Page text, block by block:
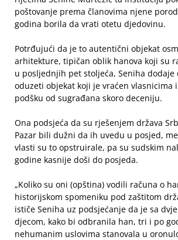
poštovanje prema članovima njene
godina borila da vrati otetu djedovinu.
Potrđujući da je to autentični objekat
arhitekture, tipičan oblik hanova koji su
u posljednjih pet stoljeća, Seniha dodaje
oduzeti objekat koji je vraćen vlasnicima
podšku od sugrađana skoro deceniju.
Ona podsjeća da su rješenjem država
Pazar bili dužni da ih uvedu u posjed,
vlasti su to opstruirale, pa su sudskim
godine kasnije doši do posjeda.
„Koliko su oni (opština) vodili računa o
historijskom spomeniku pod zaštitom
ističe Seniha uz podsjećanje da je sa
djecom, kako bi odbranila han, tri i po
nehumanim uslovima stanovala u